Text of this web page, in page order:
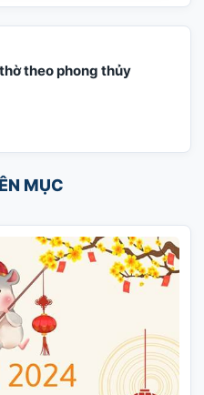
theo phong thủy
MỤC